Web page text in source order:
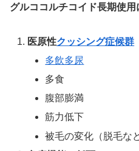
グルココルチコイド長期使用
医原性クッシング症候群
多飲多尿
多食
腹部膨満
筋力低下
被毛の変化（脱毛な